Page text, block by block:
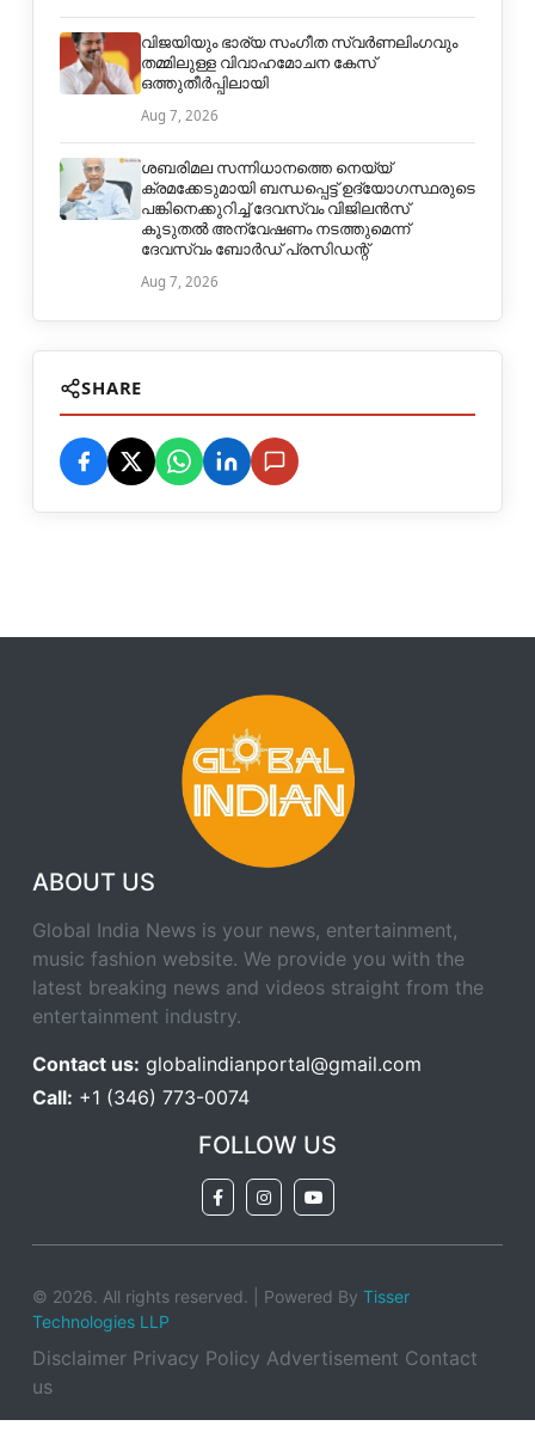
വിജയിയും ഭാര്യ സംഗീത സ്വര്‍ണലിംഗവും
തമ്മിലുള്ള വിവാഹമോചന കേസ്
ഒത്തുതീര്‍പ്പിലായി
Aug 7, 2026
ശബരിമല സന്നിധാനത്തെ നെയ്യ്
ക്രമക്കേടുമായി ബന്ധപ്പെട്ട് ഉദ്യോഗസ്ഥരുടെ
പങ്കിനെക്കുറിച്ച് ദേവസ്വം വിജിലൻസ്
കൂടുതൽ അന്വേഷണം നടത്തുമെന്ന്
ദേവസ്വം ബോർഡ് പ്രസിഡന്റ്
Aug 7, 2026
SHARE
ABOUT US
Global India News is your news, entertainment,
music fashion website. We provide you with the
latest breaking news and videos straight from the
entertainment industry.
Contact us: globalindianportal@gmail.com
Call: +1 (346) 773-0074
FOLLOW US
© 2026. All rights reserved. | Powered By Tisser
Technologies LLP
Disclaimer Privacy Policy Advertisement Contact
us